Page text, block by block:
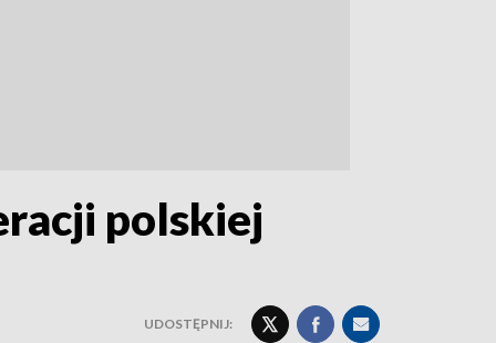
polskiej
UDOSTĘPNIJ: